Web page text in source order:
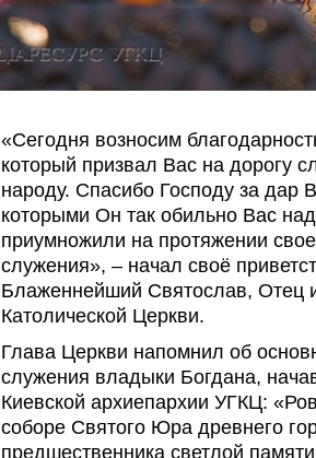
«Сегодня возносим
который призвал Вас на дорогу
народу. Спасибо Господу за дар
которыми Он так обильно Вас
приумножили на протяжении
служения», – начал своё
Блаженнейший Святослав, Отец
Католической Церкви.
Глава Церкви напомнил об
служения владыки Богдана,
Киевской архиепархии УГКЦ:
соборе Святого Юра древнего
предшественника светлой